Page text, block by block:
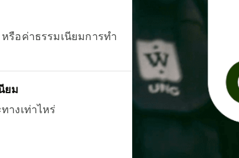
รือค่าธรรมเนียมการทำ
ยม
างเท่าไหร่